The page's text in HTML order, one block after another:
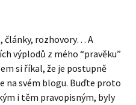
články, rozhovory… A
výplodů z mého “pravěku”
si říkal, že je postupně
na svém blogu. Buďte proto
i těm pravopisným, byly